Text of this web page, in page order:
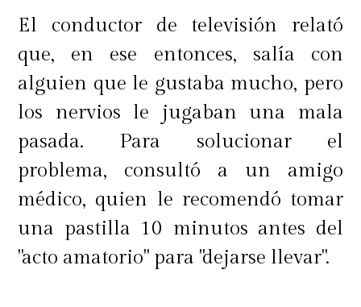
El conductor de televisión relató
que, en ese entonces, salía con
alguien que le gustaba mucho, pero
los nervios le jugaban una mala
pasada. Para solucionar el
problema, consultó a un amigo
médico, quien le recomendó tomar
una pastilla 10 minutos antes del
"acto amatorio" para "dejarse llevar".